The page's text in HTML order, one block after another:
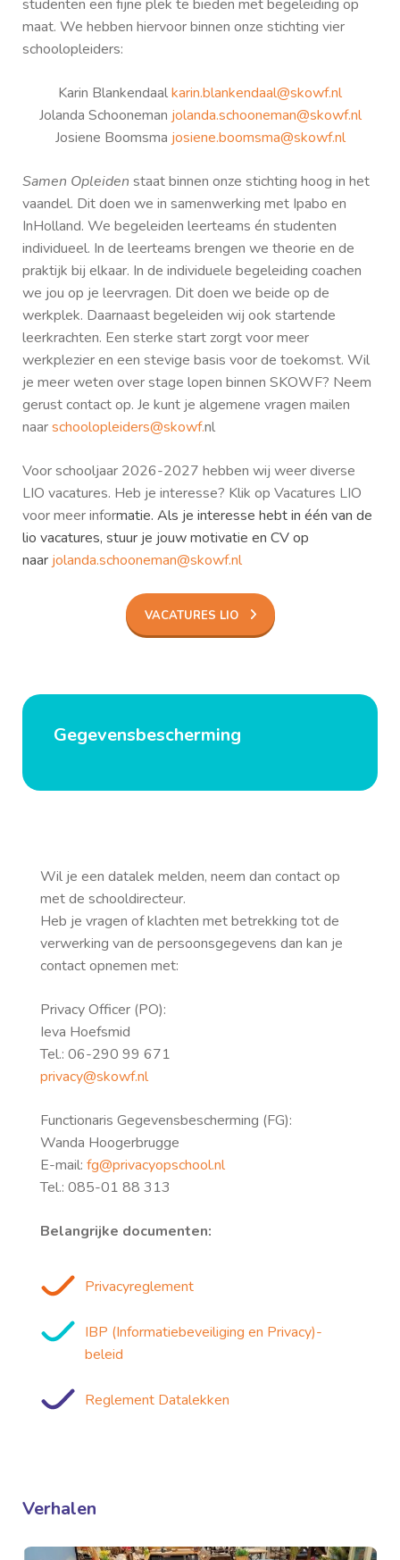
studenten een fijne plek te bieden met begeleiding op
maat. We hebben hiervoor binnen onze stichting vier
schoolopleiders:
Karin Blankendaalkarin.blankendaal@skowf.nl
Jolanda Schooneman jolanda.schooneman@skowf.nl
Josiene Boomsma josiene.boomsma@skowf.nl
Samen Opleiden staat binnen onze stichting hoog in het
vaandel. Dit doen we in samenwerking met Ipabo en
InHolland. We begeleiden leerteams én studenten
individueel. In de leerteams brengen we theorie en de
praktijk bij elkaar. In de individuele begeleiding coachen
we jou op je leervragen. Dit doen we beide op de
werkplek. Daarnaast begeleiden wij ook startende
leerkrachten. Een sterke start zorgt voor meer
werkplezier en een stevige basis voor de toekomst. Wil
je meer weten over stage lopen binnen SKOWF? Neem
gerust contact op. Je kunt je algemene vragen mailen
naarschoolopleiders@skowf.nl
Voor schooljaar 2026-2027 hebben wij weer diverse
LIO vacatures. Heb je interesse? Klik op Vacatures LIO
voor meer informatie. Als je interesse hebt in één van de
lio vacatures, stuur je jouw motivatie en CV op
naar jolanda.schooneman@skowf.nl
VACATURES LIO
Gegevensbescherming
Wil je een datalek melden, neem dan contact op
met de schooldirecteur.
Heb je vragen of klachten met betrekking tot de
verwerking van de persoonsgegevens dan kan je
contact opnemen met:
Privacy Officer (PO):
Ieva Hoefsmid
Tel.: 06-290 99 671
privacy@skowf.nl
Functionaris Gegevensbescherming (FG):
Wanda Hoogerbrugge
E-mail: fg@privacyopschool.nl
Tel.: 085-01 88 313
Belangrijke documenten:
Privacyreglement
IBP (Informatiebeveiliging en Privacy)-
beleid
Reglement Datalekken
Verhalen